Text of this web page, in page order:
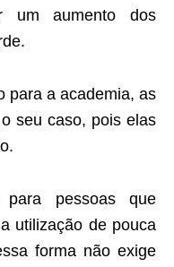
um aumento dos
para a academia, as
seu caso, pois elas
pessoas que
utilização de pouca
forma não exige